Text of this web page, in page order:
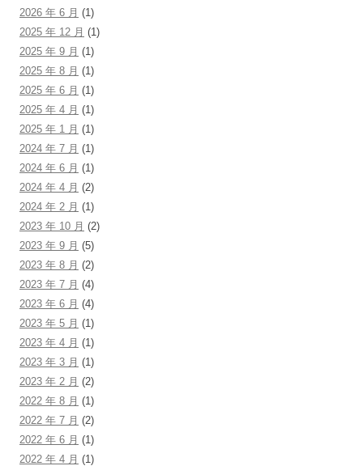
2026 年 6 月 (1)
2025 年 12 月 (1)
2025 年 9 月 (1)
2025 年 8 月 (1)
2025 年 6 月 (1)
2025 年 4 月 (1)
2025 年 1 月 (1)
2024 年 7 月 (1)
2024 年 6 月 (1)
2024 年 4 月 (2)
2024 年 2 月 (1)
2023 年 10 月 (2)
2023 年 9 月 (5)
2023 年 8 月 (2)
2023 年 7 月 (4)
2023 年 6 月 (4)
2023 年 5 月 (1)
2023 年 4 月 (1)
2023 年 3 月 (1)
2023 年 2 月 (2)
2022 年 8 月 (1)
2022 年 7 月 (2)
2022 年 6 月 (1)
2022 年 4 月 (1)